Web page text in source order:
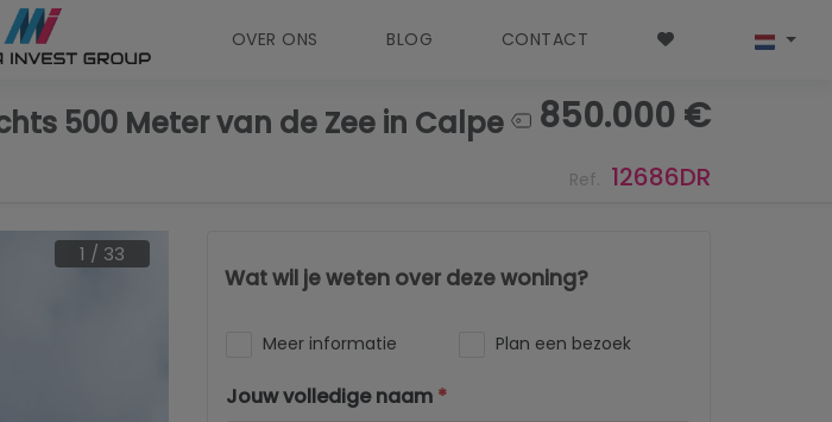
OVER ONS BLOG CONTACT
500 Meter van de Zee in Calpe 850.000 €
Ref. 12686DR
1 / 33
Wat wil je weten over deze woning?
Meer informatie Plan een bezoek
Jouw volledige naam *